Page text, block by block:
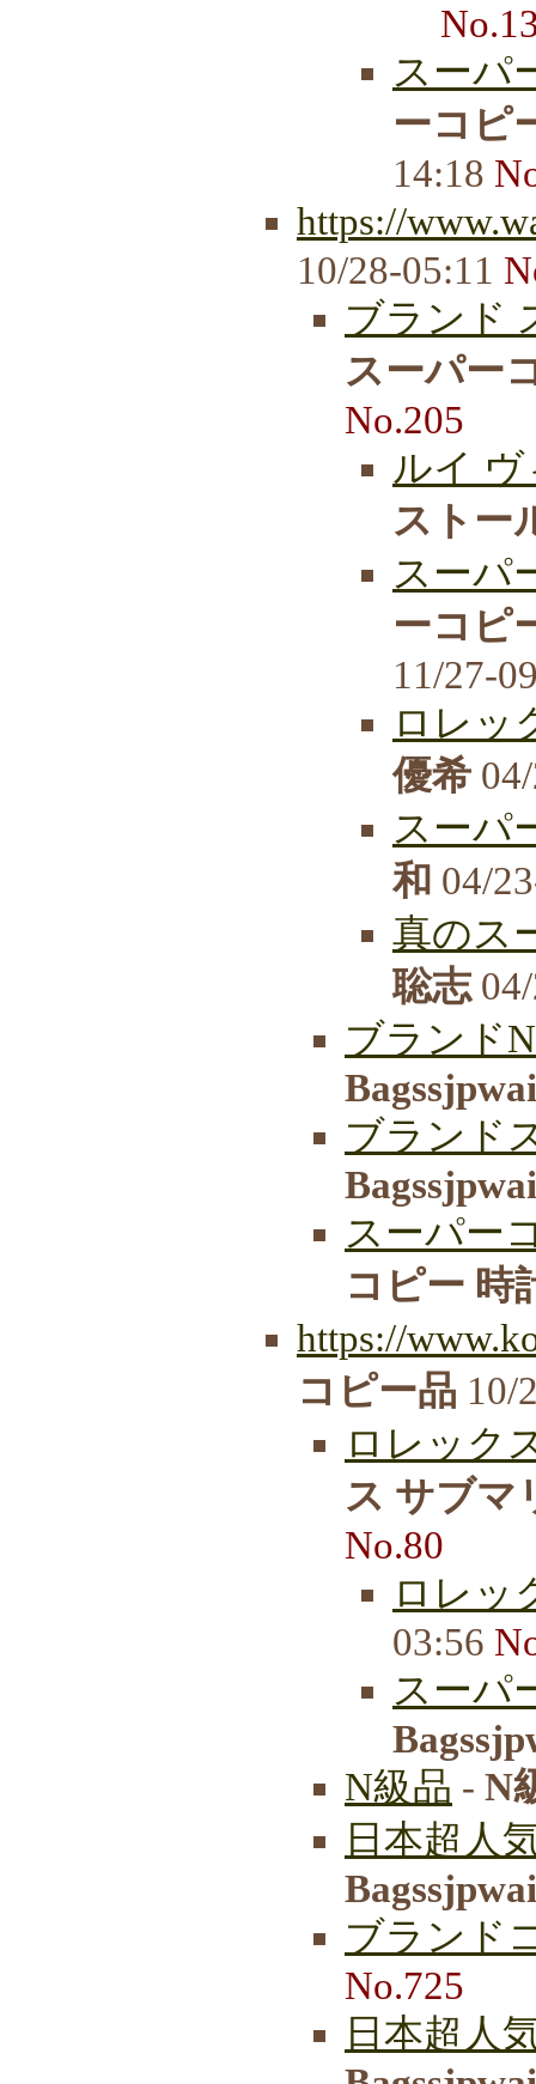
スーパ
ーコピ
14:18
https://
10/28-05:11
ブランド
スーパー
No.205
ルイ ヴ
ストー
スーパ
ーコピ
11/27-
ロレッ
優希
スーパ
和 04/
真のス
聡志
ブランド
ブランド
スーパー
コピー 時
https://
コピー品 10/
ロレック
ス サブマ
No.80
ロレッ
03:56
スーパ
N級品 - N
日本超人
ブランド
No.725
日本超人